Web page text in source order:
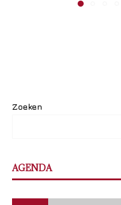
Zoeken
AGENDA